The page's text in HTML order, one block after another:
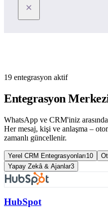
19 entegrasyon aktif
Entegrasyon
WhatsApp ve CRM'iniz
Her mesaj, kişi ve anlaşma –
zamanlı güncellenir.
Yerel CRM Entegrasyonları10
Yapay Zekâ & Ajanlar3
HubSpot